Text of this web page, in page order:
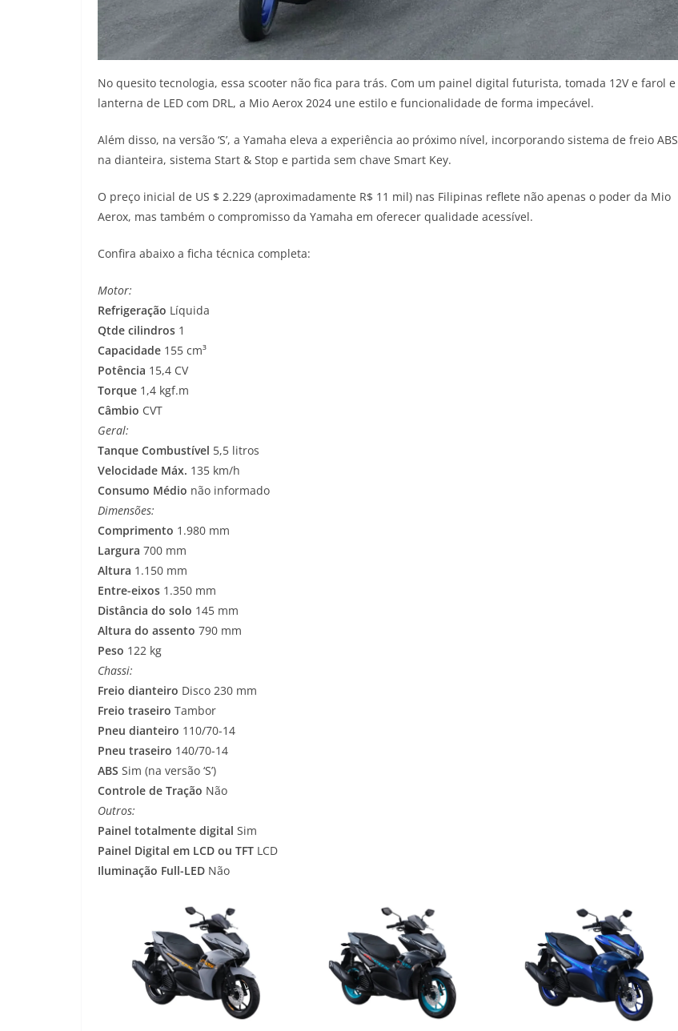
No quesito tecnologia, essa scooter não fica para trás. Com um painel digital futurista, tomada 12V e farol e
lanterna de LED com DRL, a Mio Aerox 2024 une estilo e funcionalidade de forma impecável.
Além disso, na versão ‘S’, a Yamaha eleva a experiência ao próximo nível, incorporando sistema de freio ABS
na dianteira, sistema Start & Stop e partida sem chave Smart Key.
O preço inicial de US $ 2.229 (aproximadamente R$ 11 mil) nas Filipinas reflete não apenas o poder da Mio
Aerox, mas também o compromisso da Yamaha em oferecer qualidade acessível.
Confira abaixo a ficha técnica completa:
Motor:
Refrigeração Líquida
Qtde cilindros 1
Capacidade 155 cm³
Potência 15,4 CV
Torque 1,4 kgf.m
Câmbio CVT
Geral:
Tanque Combustível 5,5 litros
Velocidade Máx. 135 km/h
Consumo Médio não informado
Dimensões:
Comprimento 1.980 mm
Largura 700 mm
Altura 1.150 mm
Entre-eixos 1.350 mm
Distância do solo 145 mm
Altura do assento 790 mm
Peso 122 kg
Chassi:
Freio dianteiro Disco 230 mm
Freio traseiro Tambor
Pneu dianteiro 110/70-14
Pneu traseiro 140/70-14
ABS Sim (na versão ‘S’)
Controle de Tração Não
Outros:
Painel totalmente digital Sim
Painel Digital em LCD ou TFT LCD
Iluminação Full-LED Não